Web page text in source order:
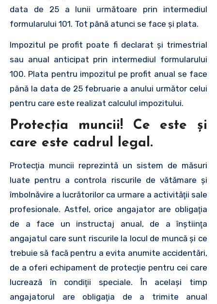
data de 25 a lunii următoare prin intermediul
formularului 101. Tot până atunci se face şi plata.
Impozitul pe profit poate fi declarat şi trimestrial
sau anual anticipat prin intermediul formularului
100. Plata pentru impozitul pe profit anual se face
până la data de 25 februarie a anului următor celui
pentru care este realizat calculul impozitului.
Protecţia muncii! Ce este şi
care este cadrul legal.
Protecţia muncii reprezintă un sistem de măsuri
luate pentru a controla riscurile de vătămare şi
îmbolnăvire a lucrătorilor ca urmare a activităţii sale
profesionale. Astfel, orice angajator are obligaţia
de a face un instructaj anual, de a înştiinţa
angajatul care sunt riscurile la locul de muncă şi ce
trebuie să facă pentru a evita anumite accidentări,
de a oferi echipament de protecţie pentru cei care
lucrează în condiţii speciale. În acelaşi timp
angajatorul are obligaţia de a trimite anual